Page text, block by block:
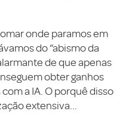
onde paramos em
do “abismo da
de que apenas
obter ganhos
a IA. O porquê disso
extensiva...